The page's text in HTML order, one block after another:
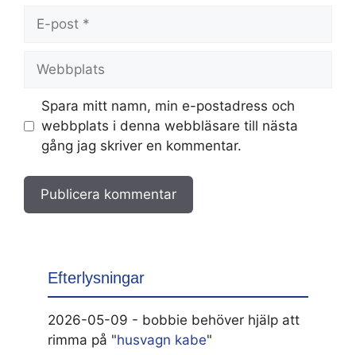
post
Spara mitt namn, min e-postadress och
webbplats i denna webbläsare till nästa
gång jag skriver en kommentar.
Efterlysningar
2026-05-09 - bobbie behöver hjälp att
rimma på "husvagn kabe"